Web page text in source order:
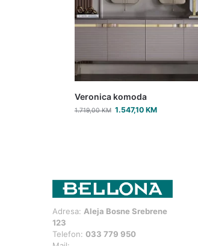
Veronica komoda
1.719,00KM 1.547,10KM
Adresa: Aleja Bosne Srebrene
123
Telefon:033 779 950